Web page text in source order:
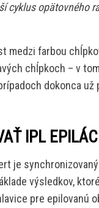
cyklus opätovného
medzi farbou
chĺpkoch – v
dokonca už
IPL
je
výsledkov,
pre epilovanú